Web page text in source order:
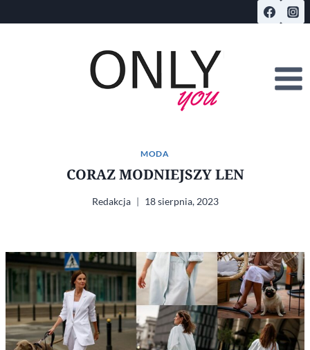
do
MODA
CORAZ MODNIEJSZY LEN
Redakcja 18 sierpnia, 2023